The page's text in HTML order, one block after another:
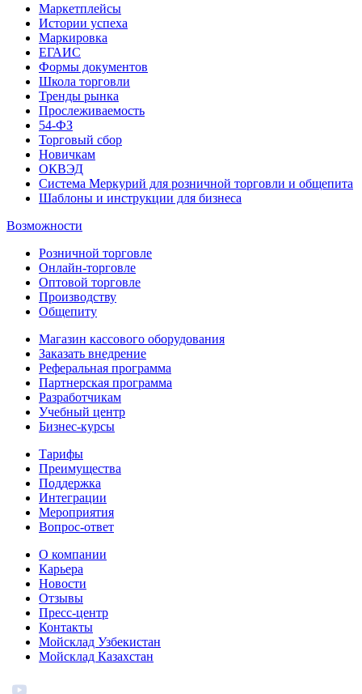
Маркетплейсы
Истории успеха
Маркировка
ЕГАИС
Формы документов
Школа торговли
Тренды рынка
Прослеживаемость
54-ФЗ
Торговый сбор
Новичкам
ОКВЭД
Система Меркурий для розничной торговли и общепита
Шаблоны и инструкции для бизнеса
Возможности
Розничной торговле
Онлайн-торговле
Оптовой торговле
Производству
Общепиту
Магазин кассового оборудования
Заказать внедрение
Реферальная программа
Партнерская программа
Разработчикам
Учебный центр
Бизнес‑курсы
Тарифы
Преимущества
Поддержка
Интеграции
Мероприятия
Вопрос-ответ
О компании
Карьера
Новости
Отзывы
Пресс-центр
Контакты
Мойсклад Узбекистан
Мойсклад Казахстан